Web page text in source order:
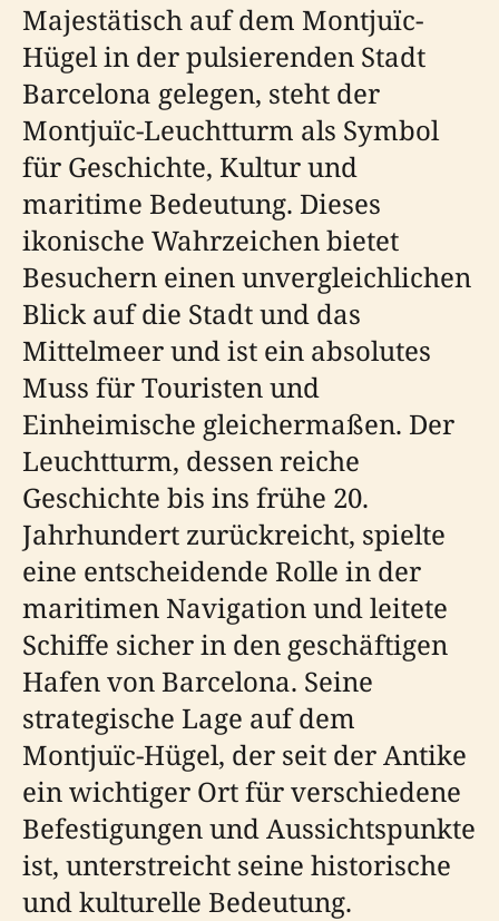
Majestätisch auf dem Montjuïc-
Hügel in der pulsierenden Stadt
Barcelona gelegen, steht der
Montjuïc-Leuchtturm als Symbol
für Geschichte, Kultur und
maritime Bedeutung. Dieses
ikonische Wahrzeichen bietet
Besuchern einen unvergleichlichen
Blick auf die Stadt und das
Mittelmeer und ist ein absolutes
Muss für Touristen und
Einheimische gleichermaßen. Der
Leuchtturm, dessen reiche
Geschichte bis ins frühe 20.
Jahrhundert zurückreicht, spielte
eine entscheidende Rolle in der
maritimen Navigation und leitete
Schiffe sicher in den geschäftigen
Hafen von Barcelona. Seine
strategische Lage auf dem
Montjuïc-Hügel, der seit der Antike
ein wichtiger Ort für verschiedene
Befestigungen und Aussichtspunkte
ist, unterstreicht seine historische
und kulturelle Bedeutung.